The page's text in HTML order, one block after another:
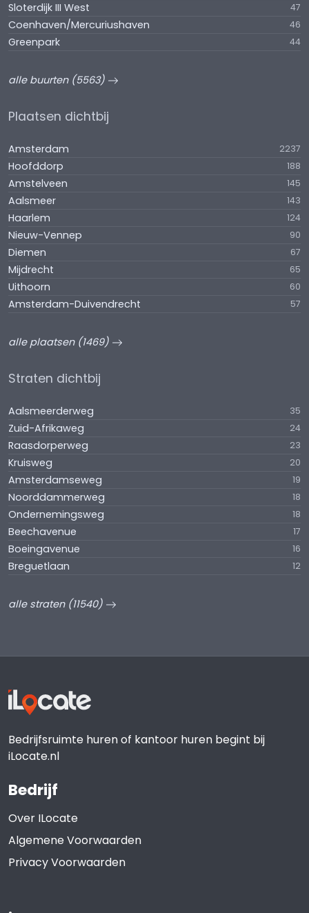
Sloterdijk III West 47
Coenhaven/Mercuriushaven 46
Greenpark 44
alle buurten (5563)
Plaatsen dichtbij
Amsterdam 2237
Hoofddorp 188
Amstelveen 145
Aalsmeer 143
Haarlem 124
Nieuw-Vennep 90
Diemen 67
Mijdrecht 65
Uithoorn 60
Amsterdam-Duivendrecht 57
alle plaatsen (1469)
Straten dichtbij
Aalsmeerderweg 35
Zuid-Afrikaweg 24
Raasdorperweg 23
Kruisweg 20
Amsterdamseweg 19
Noorddammerweg 18
Ondernemingsweg 18
Beechavenue 17
Boeingavenue 16
Breguetlaan 12
alle straten (11540)
Bedrijfsruimte huren of kantoor huren begint bij
iLocate.nl
Bedrijf
Over ILocate
Algemene Voorwaarden
Privacy Voorwaarden